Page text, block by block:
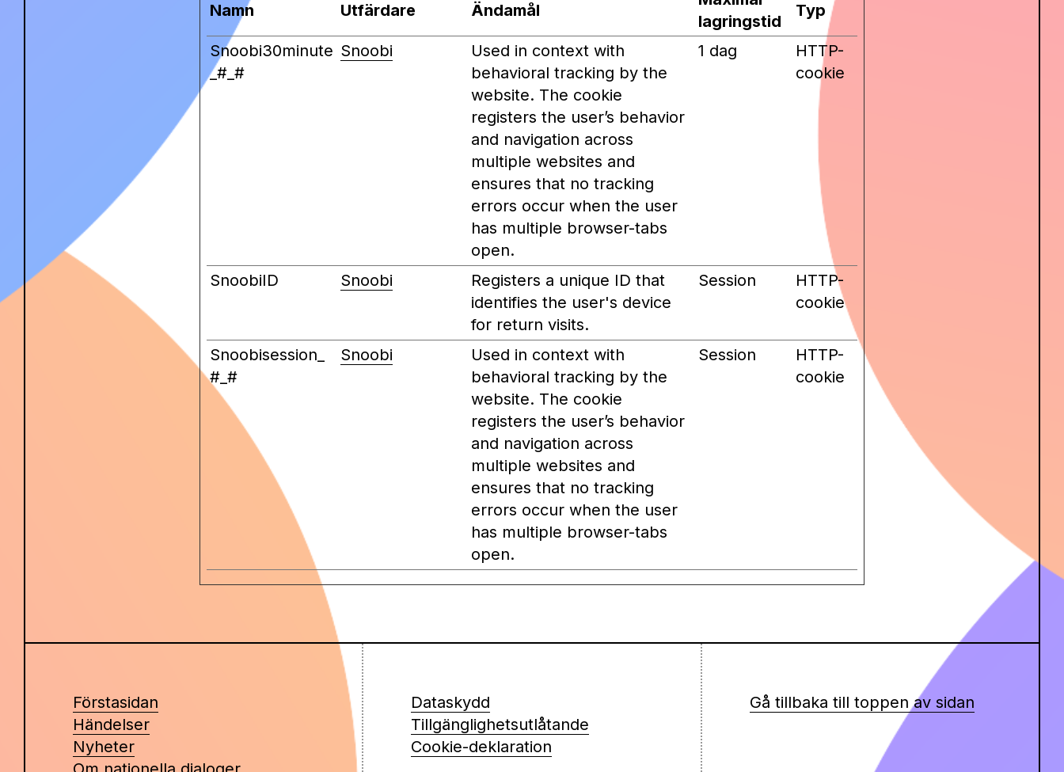
Namn Utfärdare Ändamål
lagringstid
Typ
Snoobi30minute
_#_#
Snoobi
Used in context with
behavioral tracking by the
website. The cookie
registers the user’s behavior
and navigation across
multiple websites and
ensures that no tracking
errors occur when the user
has multiple browser-tabs
open.
1 dag
HTTP-
cookie
SnoobiID Snoobi
Registers a unique ID that
identifies the user's device
for return visits.
Session
HTTP-
cookie
Snoobisession_
#_#
Snoobi
Used in context with
behavioral tracking by the
website. The cookie
registers the user’s behavior
and navigation across
multiple websites and
ensures that no tracking
errors occur when the user
has multiple browser-tabs
open.
Session
HTTP-
cookie
Förstasidan
Händelser
Nyheter
Dataskydd
Tillgänglighets­­utlåtande
Cookie-deklaration
Gå tillbaka till toppen av sidan